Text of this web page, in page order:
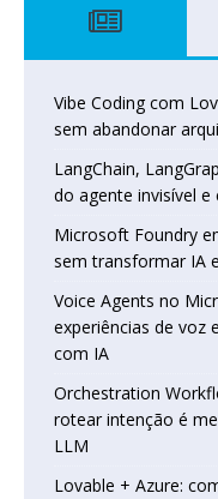
Vibe Coding com
sem abandonar
LangChain,
do agente invisível
Microsoft Foundry
sem transformar IA
Voice Agents no
experiências de voz
com IA
Orchestration
rotear intenção é
LLM
Lovable + Azure: